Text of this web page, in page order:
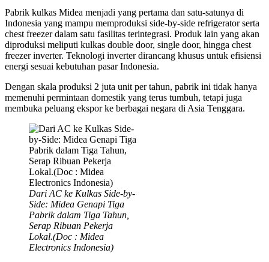
Pabrik kulkas Midea menjadi yang pertama dan satu-satunya di
Indonesia yang mampu memproduksi side-by-side refrigerator serta
chest freezer dalam satu fasilitas terintegrasi. Produk lain yang akan
diproduksi meliputi kulkas double door, single door, hingga chest
freezer inverter. Teknologi inverter dirancang khusus untuk efisiensi
energi sesuai kebutuhan pasar Indonesia.
Dengan skala produksi 2 juta unit per tahun, pabrik ini tidak hanya
memenuhi permintaan domestik yang terus tumbuh, tetapi juga
membuka peluang ekspor ke berbagai negara di Asia Tenggara.
Dari AC ke Kulkas Side-by-
Side: Midea Genapi Tiga
Pabrik dalam Tiga Tahun,
Serap Ribuan Pekerja
Lokal.(Doc : Midea
Electronics Indonesia)